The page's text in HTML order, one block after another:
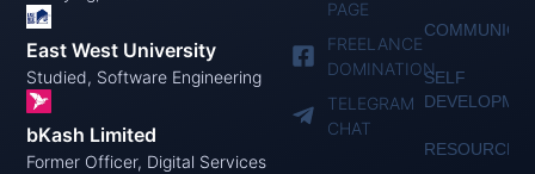
East West University
Studied, Software Engineering
bKash Limited
Former Officer, Digital Services
PAGE
FREELANCE
DOMINATION
TELEGRAM
CHAT
SELF
RESOURCES